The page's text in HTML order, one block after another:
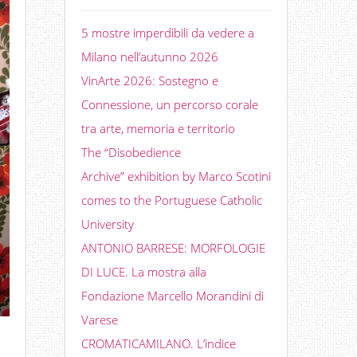
5 mostre imperdibili da vedere a
Milano nell’autunno 2026
VinArte 2026: Sostegno e
Connessione, un percorso corale
tra arte, memoria e territorio
The “Disobedience
Archive” exhibition by Marco Scotini
comes to the Portuguese Catholic
University
ANTONIO BARRESE: MORFOLOGIE
DI LUCE. La mostra alla
Fondazione Marcello Morandini di
Varese
CROMATICAMILANO. L’indice